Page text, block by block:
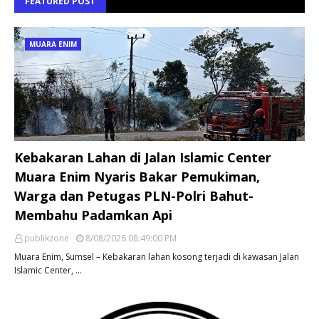
MUARA ENIM
Kebakaran Lahan di Jalan Islamic Center
Muara Enim Nyaris Bakar Pemukiman,
Warga dan Petugas PLN-Polri Bahut-
Membahu Padamkan Api
publikzone
8/08/2026 08:49:00 PM
Muara Enim, Sumsel – Kebakaran lahan kosong terjadi di kawasan Jalan
Islamic Center, …